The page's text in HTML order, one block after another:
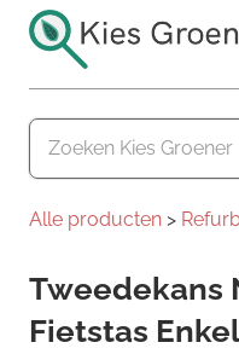
naar
inhoudKies
Groener
Alle producten >
Tweedekans
Fietstas